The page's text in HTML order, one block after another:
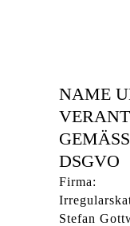
NAME
SGVO
Firma:
Stefan